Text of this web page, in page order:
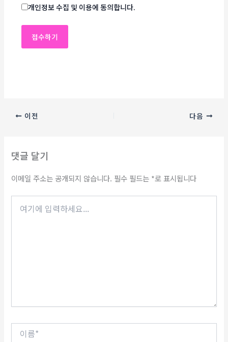
개인정보 수집 및 이용에 동의합니다.
이전 다음
댓글 달기
이메일 주소는 공개되지 않습니다. 필수 필드는 *로 표시됩니다